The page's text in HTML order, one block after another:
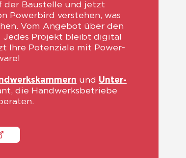
der Bau­stel­le und jetzt
Power­bird ver­ste­hen, was
Vom Ange­bot über den
Jedes Pro­jekt bleibt digi­tal
Ihre Poten­zia­le mit Power­
und Unter­
die Hand­werks­be­trie­be